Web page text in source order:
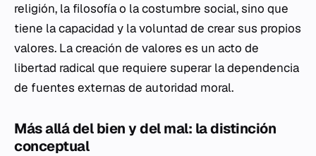
religión, la filosofía o la costumbre social, sino que
tiene la capacidad y la voluntad de crear sus propios
valores. La creación de valores es un acto de
libertad radical que requiere superar la dependencia
de fuentes externas de autoridad moral.
Más allá del bien y del mal: la distinción
conceptual